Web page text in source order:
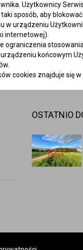
Użytkownicy
sposób, aby
w urządzeniu
internetowej).
ograniczenia
końcowym
cookies znajduje się
OSTATNIO